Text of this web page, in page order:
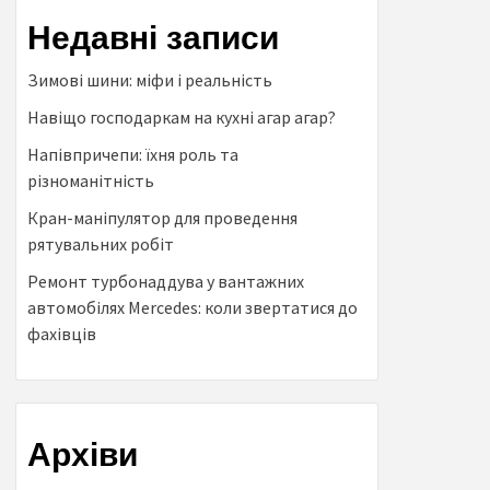
Недавні записи
Зимові шини: міфи і реальність
Навіщо господаркам на кухні агар агар?
Напівпричепи: їхня роль та
різноманітність
Кран-маніпулятор для проведення
рятувальних робіт
Ремонт турбонаддува у вантажних
автомобілях Mercedes: коли звертатися до
фахівців
Архіви